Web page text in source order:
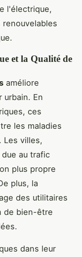
l'électrique,
et la Qualité de
améliore
urbain. En
ces
les maladies
Les villes,
au trafic
plus propre
plus, la
des utilitaires
de bien-être
dans leur